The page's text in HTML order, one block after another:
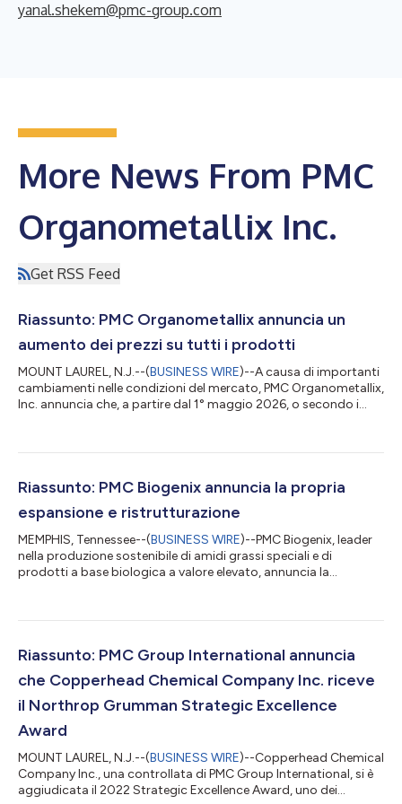
yanal.shekem@pmc-group.com
More News From PMC
Organometallix Inc.
Get RSS Feed
Riassunto: PMC Organometallix annuncia un
aumento dei prezzi su tutti i prodotti
MOUNT LAUREL, N.J.--(BUSINESS WIRE)--A causa di importanti
cambiamenti nelle condizioni del mercato, PMC Organometallix,
Inc. annuncia che, a partire dal 1° maggio 2026, o secondo i
dovuto alle continue pressioni derivanti dai costi di elementi
spese di logistica e trasporto. Se da una parte l'azienda
Riassunto: PMC Biogenix annuncia la propria
espansione e ristrutturazione
MEMPHIS, Tennessee--(BUSINESS WIRE)--PMC Biogenix, leader
nella produzione sostenibile di amidi grassi speciali e di
prodotti a base biologica a valore elevato, annuncia la
50% nella capacità produttiva. La realizzazione prenderà il via
la metà del 2026. "Siamo entusiasti di annunciare i programmi
Riassunto: PMC Group International annuncia
che Copperhead Chemical Company Inc. riceve
il Northrop Grumman Strategic Excellence
Award
MOUNT LAUREL, N.J.--(BUSINESS WIRE)--Copperhead Chemical
Company Inc., una controllata di PMC Group International, si è
aggiudicata il 2022 Strategic Excellence Award, uno dei